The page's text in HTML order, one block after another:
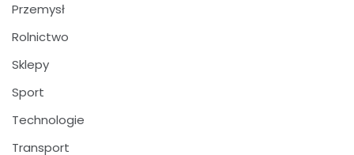
Przemysł
Rolnictwo
Sklepy
Sport
Technologie
Transport